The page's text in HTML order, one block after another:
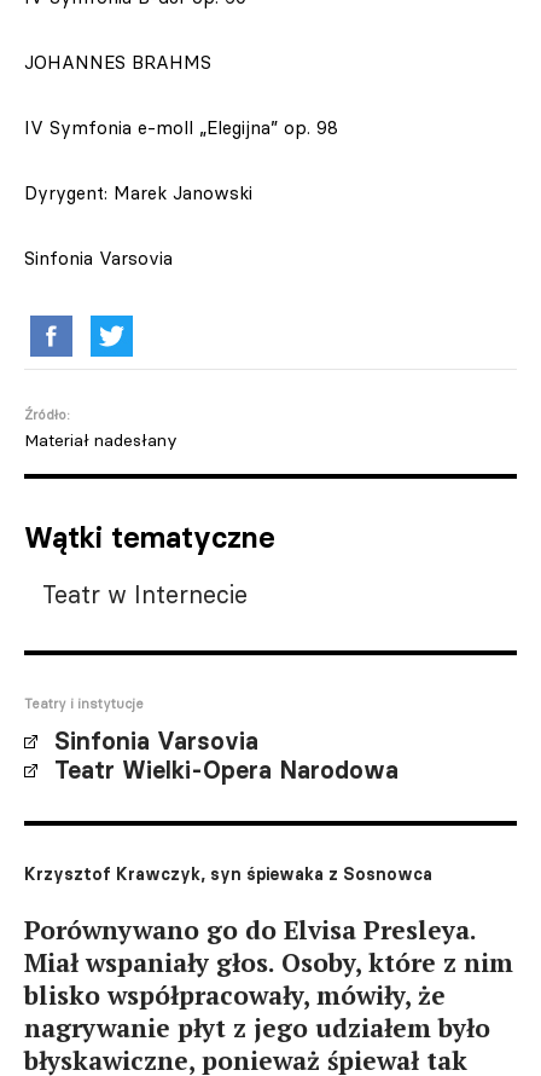
JOHANNES BRAHMS
IV Symfonia e-moll „Elegijna” op. 98
Dyrygent: Marek Janowski
Sinfonia Varsovia
Źródło:
Materiał nadesłany
Wątki tematyczne
Teatr w Internecie
Teatry i instytucje
Sinfonia Varsovia
Teatr Wielki-Opera Narodowa
Krzysztof Krawczyk, syn śpiewaka z Sosnowca
Porównywano go do Elvisa Presleya.
Miał wspaniały głos. Osoby, które z nim
blisko współpracowały, mówiły, że
nagrywanie płyt z jego udziałem było
błyskawiczne, ponieważ śpiewał tak